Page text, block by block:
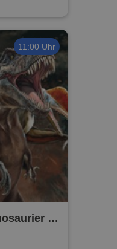
11:00 Uhr
-